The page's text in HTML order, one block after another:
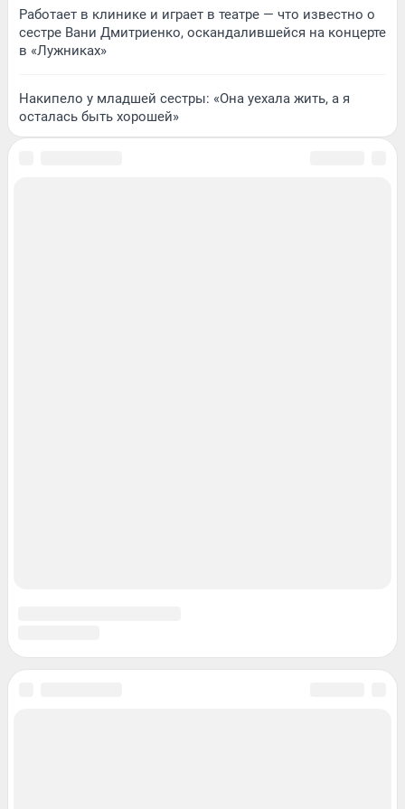
Работает в клинике и играет в театре — что известно о
сестре Вани Дмитриенко, оскандалившейся на концерте
в «Лужниках»
Накипело у младшей сестры: «Она уехала жить, а я
осталась быть хорошей»